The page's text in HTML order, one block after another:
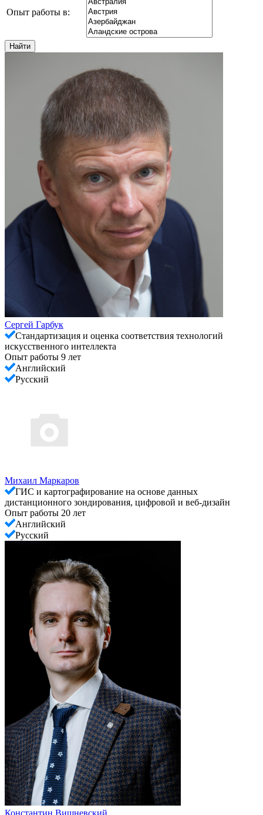
Опыт работы в:
Сергей Гарбук
Стандартизация и оценка соответствия технологий
искусственного интеллекта
Опыт работы 9 лет
Английский
Русский
Михаил Маркаров
ГИС и картографирование на основе данных
дистанционного зондирования, цифровой и веб-дизайн
Опыт работы 20 лет
Английский
Русский
Константин Вишневский